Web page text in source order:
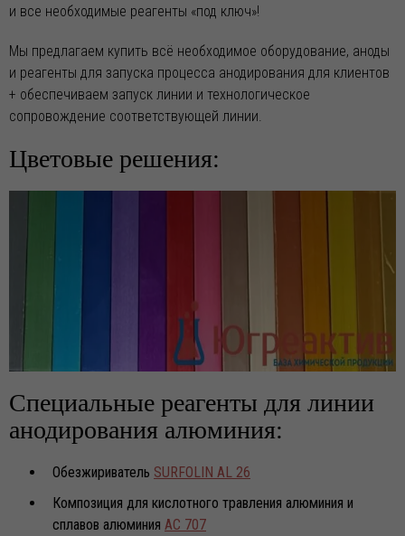
и все необходимые реагенты «под ключ»!
Мы предлагаем купить всё необходимое оборудование, аноды
и реагенты для запуска процесса анодирования для клиентов
+ обеспечиваем запуск линии и технологическое
сопровождение соответствующей линии.
Цветовые решения:
Специальные реагенты для линии
анодирования алюминия:
Обезжириватель SURFOLIN AL 26
Композиция для кислотного травления алюминия и
сплавов алюминия AC 707